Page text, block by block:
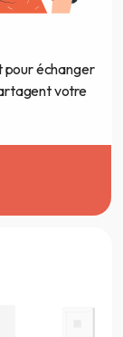
pour échanger
votre